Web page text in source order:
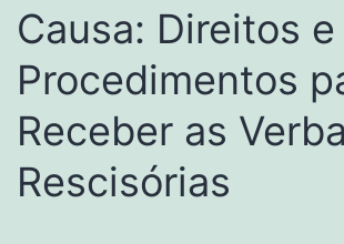
Causa: Direitos e
Procedimentos
Receber as
Rescisórias